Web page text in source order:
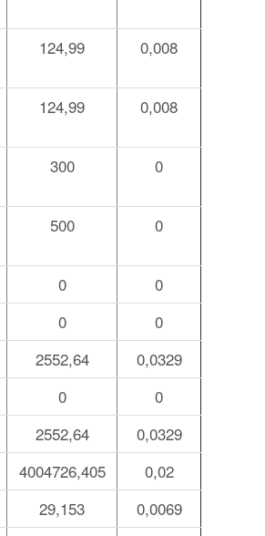
124,99 0,008
124,99 0,008
300 0
500 0
0
0
0
0
2552,64
0,0329
0
0
2552,64
0,0329
4004726,405
0,02
29,153
0,0069